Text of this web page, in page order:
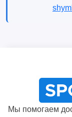
Мы помогаем